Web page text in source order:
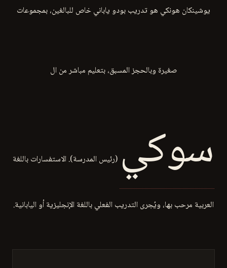
يوشينكان هونكي هو تدريب بودو ياباني خاص للبالغين، بمجموعات
صغيرة وبالحجز المسبق، بتعليم مباشر من ال
سوكي (رئيس المدرسة). الاستفسارات باللغة
العربية مرحب بها، ويُجرى التدريب الفعلي باللغة الإنجليزية أو اليابانية.